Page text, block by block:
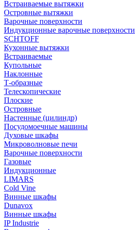
Встраиваемые вытяжки
Островные вытяжки
Варочные поверхности
Индукционные варочные поверхности
SCHTOFF
Кухонные вытяжки
Встраиваемые
Купольные
Наклонные
Т-образные
Телескопические
Плоские
Островные
Настенные (цилиндр)
Посудомоечные машины
Духовые шкафы
Микроволновые печи
Варочные поверхности
Газовые
Индукционные
LIMARS
Cold Vine
Винные шкафы
Dunavox
Винные шкафы
IP Industrie